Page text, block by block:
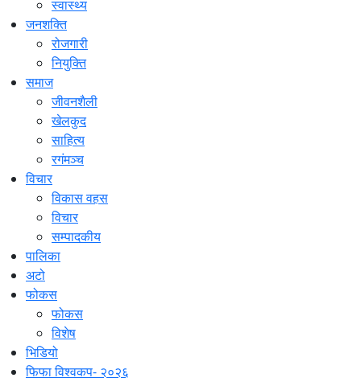
स्वास्थ्य
जनशक्ति
रोजगारी
नियुक्ति
समाज
जीवनशैली
खेलकुद
साहित्य
रगंमञ्च
विचार
विकास वहस
विचार
सम्पादकीय
पालिका
अटो
फोकस
फोकस
विशेष
भिडियो
फिफा विश्वकप- २०२६